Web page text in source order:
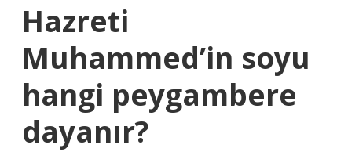
Hazreti
Muhammed’in soyu
hangi peygambere
dayanır?